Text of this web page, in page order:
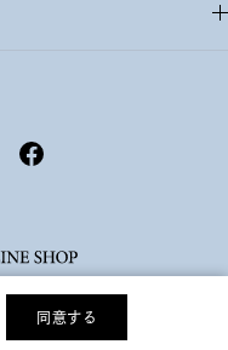
絞り込んで検索する
同意する